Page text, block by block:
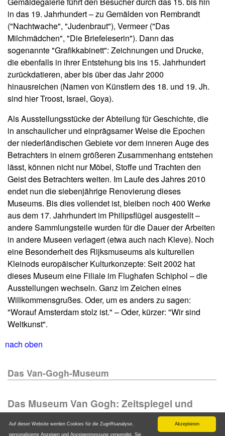
in das 19. Jahrhundert – zu Gemälden von Rembrandt
("Nachtwache", "Judenbraut"), Vermeer ("Das
Milchmädchen", "Die Briefeleserin"). Dann das
sogenannte "Grafikkabinett": Zeichnungen und Drucke,
die ebenfalls in ihrer Entstehung bis ins 15. Jahrhundert
zurückdatieren, aber bis über das Jahr 2000
hinausreichen (Namen von Künstlern des 18. und 19. Jh.
sind hier Troost, Israel, Goya).
Als Ausstellungsstücke der Abteilung für Geschichte, die
in anschaulicher und einprägsamer Weise die Epochen
der niederländischen Gebiete vor dem inneren Auge des
Betrachters in einem größeren Zusammenhang entstehen
lässt, können nicht nur Möbel, Stoffe und Trachten den
Geist des Betrachters weiten. Im Laufe des Jahres 2010
endet nun die siebenjährige Renovierung dieses
Museums. Bis dies vollendet ist, bleiben noch 400 Werke
aus dem 17. Jahrhundert im Philipsflügel ausgestellt –
andere Sammlungsteile wurden für die Dauer der Arbeiten
in andere Museen verlagert (etwa auch nach Kleve). Noch
eine Besonderheit des Rijksmuseums als kulturellen
Kleinods europäischer Kulturkonzepte: Seit 2002 hat
dieses Museum eine Filiale im Flughafen Schiphol – die
Ausstellungen wechseln. Ganz im Zeichen eines
Willkommensgrußes. Oder, um es anders zu sagen:
"Worauf Amsterdam stolz ist." – Oder, kürzer: "Wir sind
Weltkunst".
nach oben
Das Van-Gogh-Museum
Das Museum Van Gogh: Zeitspiegel und
Akzeptieren
Auf dieser Website werden Cookies für die Zugriffsanalyse,
personalisierte Anzeigen und Anzeigenmessung verwendet. Sie